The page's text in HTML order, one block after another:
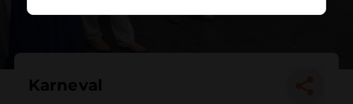
Karneval